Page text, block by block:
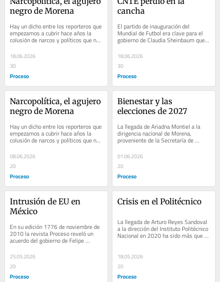
negro de Morena
Hay un dicho entre los reporteros que
empezamos a cubrir hace años la
colusión de narcos y políticos que nos
ayudaba a definir esta asociación...
18.06.2026
30
Proceso
cancha
El partido de inauguración del
Mundial de Futbol era clave para el
gobierno de Claudia Sheinbaum que,
por estrategia política, decidió no
asistir...
18.06.2026
30
Proceso
Narcopolítica, el agujero
negro de Morena
Hay un dicho entre los reporteros que
empezamos a cubrir hace años la
colusión de narcos y políticos que nos
ayudaba a definir esta asociación...
08.06.2026
20
Proceso
Bienestar y las
elecciones de 2027
La llegada de Ariadna Montiel a la
dirigencia nacional de Morena,
proveniente de la Secretaría de
Bienestar, es considerada como una
jugada...
01.06.2026
20
Proceso
Intrusión de EU en
México
En su edición 1776 de noviembre de
2010 la revista Proceso reveló un
acuerdo del gobierno de Felipe
Calderón con el gobierno de Estados
Unidos para...
25.05.2026
20
Proceso
Crisis en el Politécnico
La llegada de Arturo Reyes Sandoval
a la dirección del Instituto Politécnico
Nacional en 2020 ha sido más que
polémica. Estudiantes becados en
18.05.2026
20
Proceso